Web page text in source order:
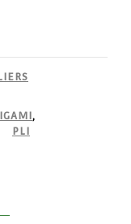
,
PLI